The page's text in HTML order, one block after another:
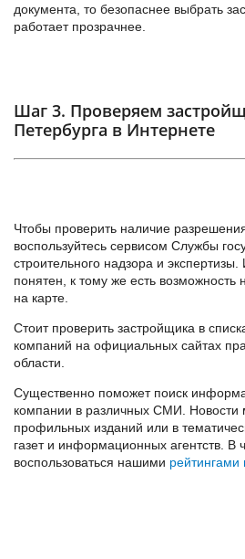
документа, то безопаснее выбрать
работает прозрачнее.
Шаг 3. Проверяем
Петербурга в Интернете
Чтобы проверить наличие
воспользуйтесь сервисом Службы
строительного надзора и
понятен, к тому же есть возможность
на карте.
Стоит проверить застройщика в
компаний на официальных сайтах
области.
Существенно поможет поиск
компании в различных СМИ. Новости
профильных изданий или в
газет и информационных агентств. В
воспользоваться нашими